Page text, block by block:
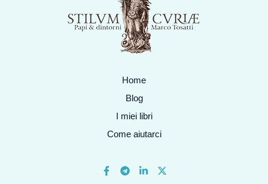
Home
Blog
I miei libri
Come aiutarci